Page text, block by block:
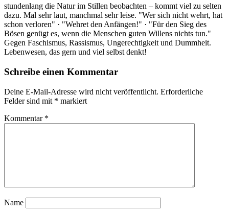
stundenlang die Natur im Stillen beobachten – kommt viel zu selten
dazu. Mal sehr laut, manchmal sehr leise. "Wer sich nicht wehrt, hat
schon verloren" · "Wehret den Anfängen!" · "Für den Sieg des
Bösen genügt es, wenn die Menschen guten Willens nichts tun."
Gegen Faschismus, Rassismus, Ungerechtigkeit und Dummheit.
Lebenwesen, das gern und viel selbst denkt!
Schreibe einen Kommentar
Deine E-Mail-Adresse wird nicht veröffentlicht. Erforderliche
Felder sind mit * markiert
Kommentar *
Name